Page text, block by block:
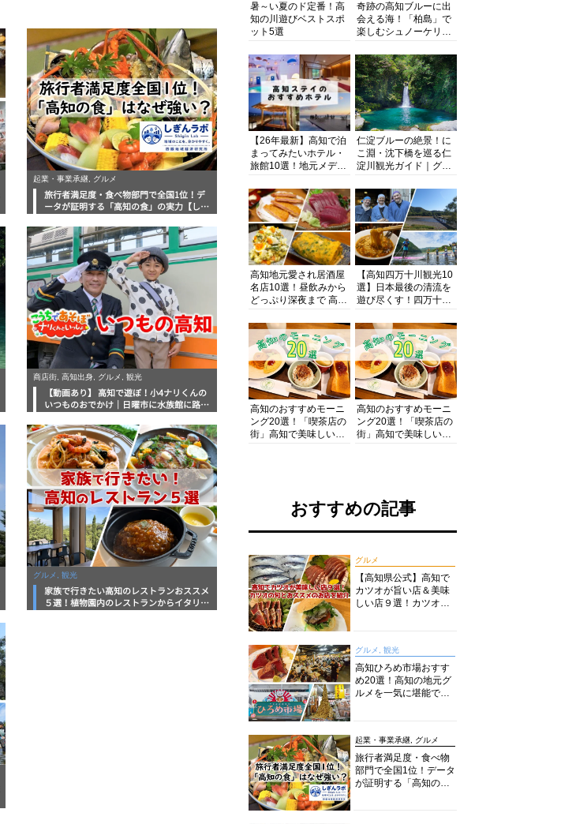
起業・事業承継, グルメ
旅行者満足度・食べ物部門で全国1位！デ
ータが証明する「高知の食」の実力【しぎ
商店街, 高知出身, グルメ, 観光
【動画あり】 高知で遊ぼ！小4ナリくんの
いつものおでかけ｜日曜市に水族館に路面
グルメ, 観光
家族で行きたい高知のレストランおススメ
５選！植物園内のレストランからイタリア
暑～い夏のド定番！高
知の川遊びベストスポ
ット5選
奇跡の高知ブルーに出
会える海！「柏島」で
楽しむシュノーケリン
浴にキャンプまで透明
度抜群の海の楽園を徹
底紹介
【26年最新】高知で泊
まってみたいホテル・
旅館10選！地元メディ
厳選
仁淀ブルーの絶景！に
こ淵・沈下橋を巡る仁
淀川観光ガイド｜グル
まで完全網羅！
高知地元愛され居酒屋
名店10選！昼飲みから
どっぷり深夜まで 高知
知グルメPro】
【高知四万十川観光10
選】日本最後の清流を
遊び尽くす！四万十川
を網羅したおすすめガ
イド
高知のおすすめモーニ
ング20選！「喫茶店の
街」高知で美味しい喫
高知のおすすめモーニ
ング20選！「喫茶店の
街」高知で美味しい喫
おすすめの記事
グルメ
【高知県公式】高知で
カツオが旨い店＆美味
しい店９選！カツオの
グルメ, 観光
高知ひろめ市場おすす
め20選！高知の地元グ
ルメを一気に堪能でき
起業・事業承継, グルメ
旅行者満足度・食べ物
部門で全国1位！データ
が証明する「高知の